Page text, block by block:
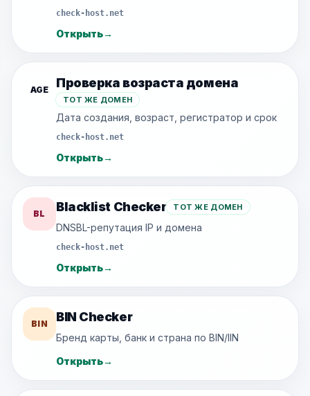
check-host.net
Открыть→
AGE Проверка возраста домена
ТОТ ЖЕ ДОМЕН
Дата создания, возраст, регистратор и срок
check-host.net
Открыть→
BL Blacklist Checker ТОТ ЖЕ ДОМЕН
DNSBL-репутация IP и домена
check-host.net
Открыть→
BIN BIN Checker
Бренд карты, банк и страна по BIN/IIN
Открыть→